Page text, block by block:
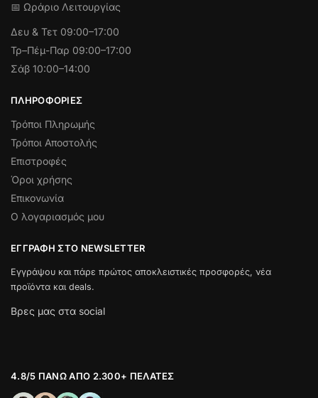
📅 Ωράριο Λειτουργίας
Δευ & Τετ 09:00–17:00
Τρ–Πέμ-Παρ 09:00–17:00
Σάβ 10:00–14:00
ΠΛΗΡΟΦΟΡΊΕΣ
Τρόποι Πληρωμής
Τρόποι Αποστολής
Επιστροφές
Όροι χρήσης
Επικονωνία
Ο λογαριασμός μου
ΕΓΓΡΑΦΉ ΣΤΟ NEWSLETTER
Εγγράψου και πάρε πρώτος αποκλειστικές προσφορές, νέα
προϊόντα και deals.
Βρες μας στα social
4.8/5 ΠΆΝΩ ΑΠΌ 2.300+ ΠΕΛΆΤΕΣ